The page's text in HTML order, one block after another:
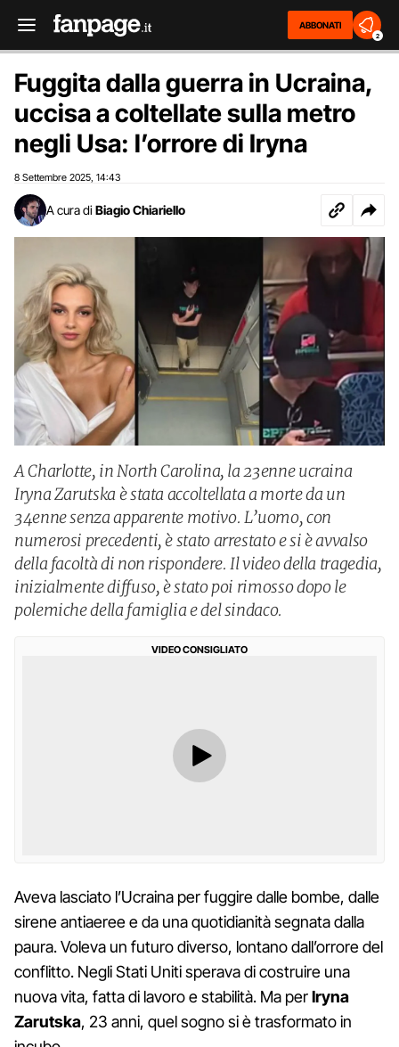
ABBONATI
2
Fuggita dalla guerra in Ucraina,
uccisa a coltellate sulla metro
negli Usa: l’orrore di Iryna
8 Settembre 2025 14:43
A cura di Biagio Chiariello
A Charlotte, in North Carolina, la 23enne ucraina
Iryna Zarutska è stata accoltellata a morte da un
34enne senza apparente motivo. L’uomo, con
numerosi precedenti, è stato arrestato e si è avvalso
della facoltà di non rispondere. Il video della tragedia,
inizialmente diffuso, è stato poi rimosso dopo le
polemiche della famiglia e del sindaco.
VIDEO CONSIGLIATO
Aveva lasciato l’Ucraina per fuggire dalle bombe, dalle
sirene antiaeree e da una quotidianità segnata dalla
paura. Voleva un futuro diverso, lontano dall’orrore del
conflitto. Negli Stati Uniti sperava di costruire una
nuova vita, fatta di lavoro e stabilità. Ma perIryna
Zarutska, 23 anni, quel sogno si è trasformato in